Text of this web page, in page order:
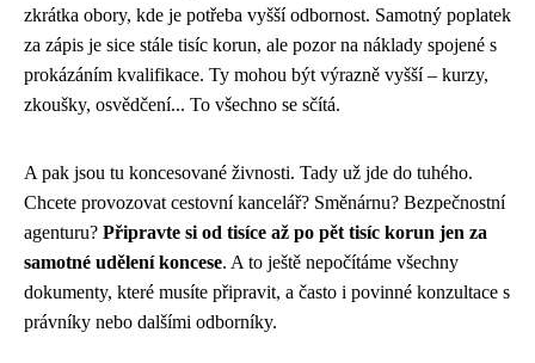
zkrátka obory, kde je potřeba vyšší odbornost. Samotný poplatek
za zápis je sice stále tisíc korun, ale pozor na náklady spojené s
prokázáním kvalifikace. Ty mohou být výrazně vyšší – kurzy,
zkoušky, osvědčení... To všechno se sčítá.
A pak jsou tu koncesované živnosti. Tady už jde do tuhého.
Chcete provozovat cestovní kancelář? Směnárnu? Bezpečnostní
agenturu? Připravte si od tisíce až po pět tisíc korun jen za
samotné udělení koncese. A to ještě nepočítáme všechny
dokumenty, které musíte připravit, a často i povinné konzultace s
právníky nebo dalšími odborníky.